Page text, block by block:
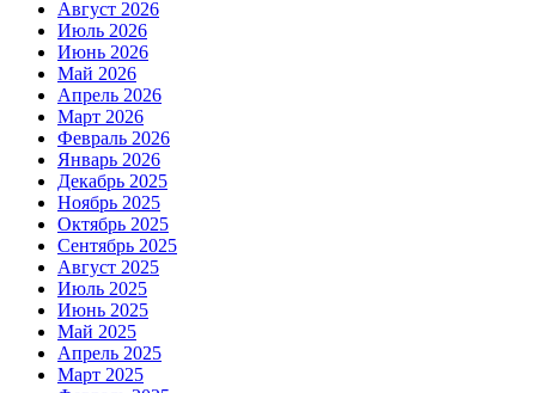
Август 2026
Июль 2026
Июнь 2026
Май 2026
Апрель 2026
Март 2026
Февраль 2026
Январь 2026
Декабрь 2025
Ноябрь 2025
Октябрь 2025
Сентябрь 2025
Август 2025
Июль 2025
Июнь 2025
Май 2025
Апрель 2025
Март 2025